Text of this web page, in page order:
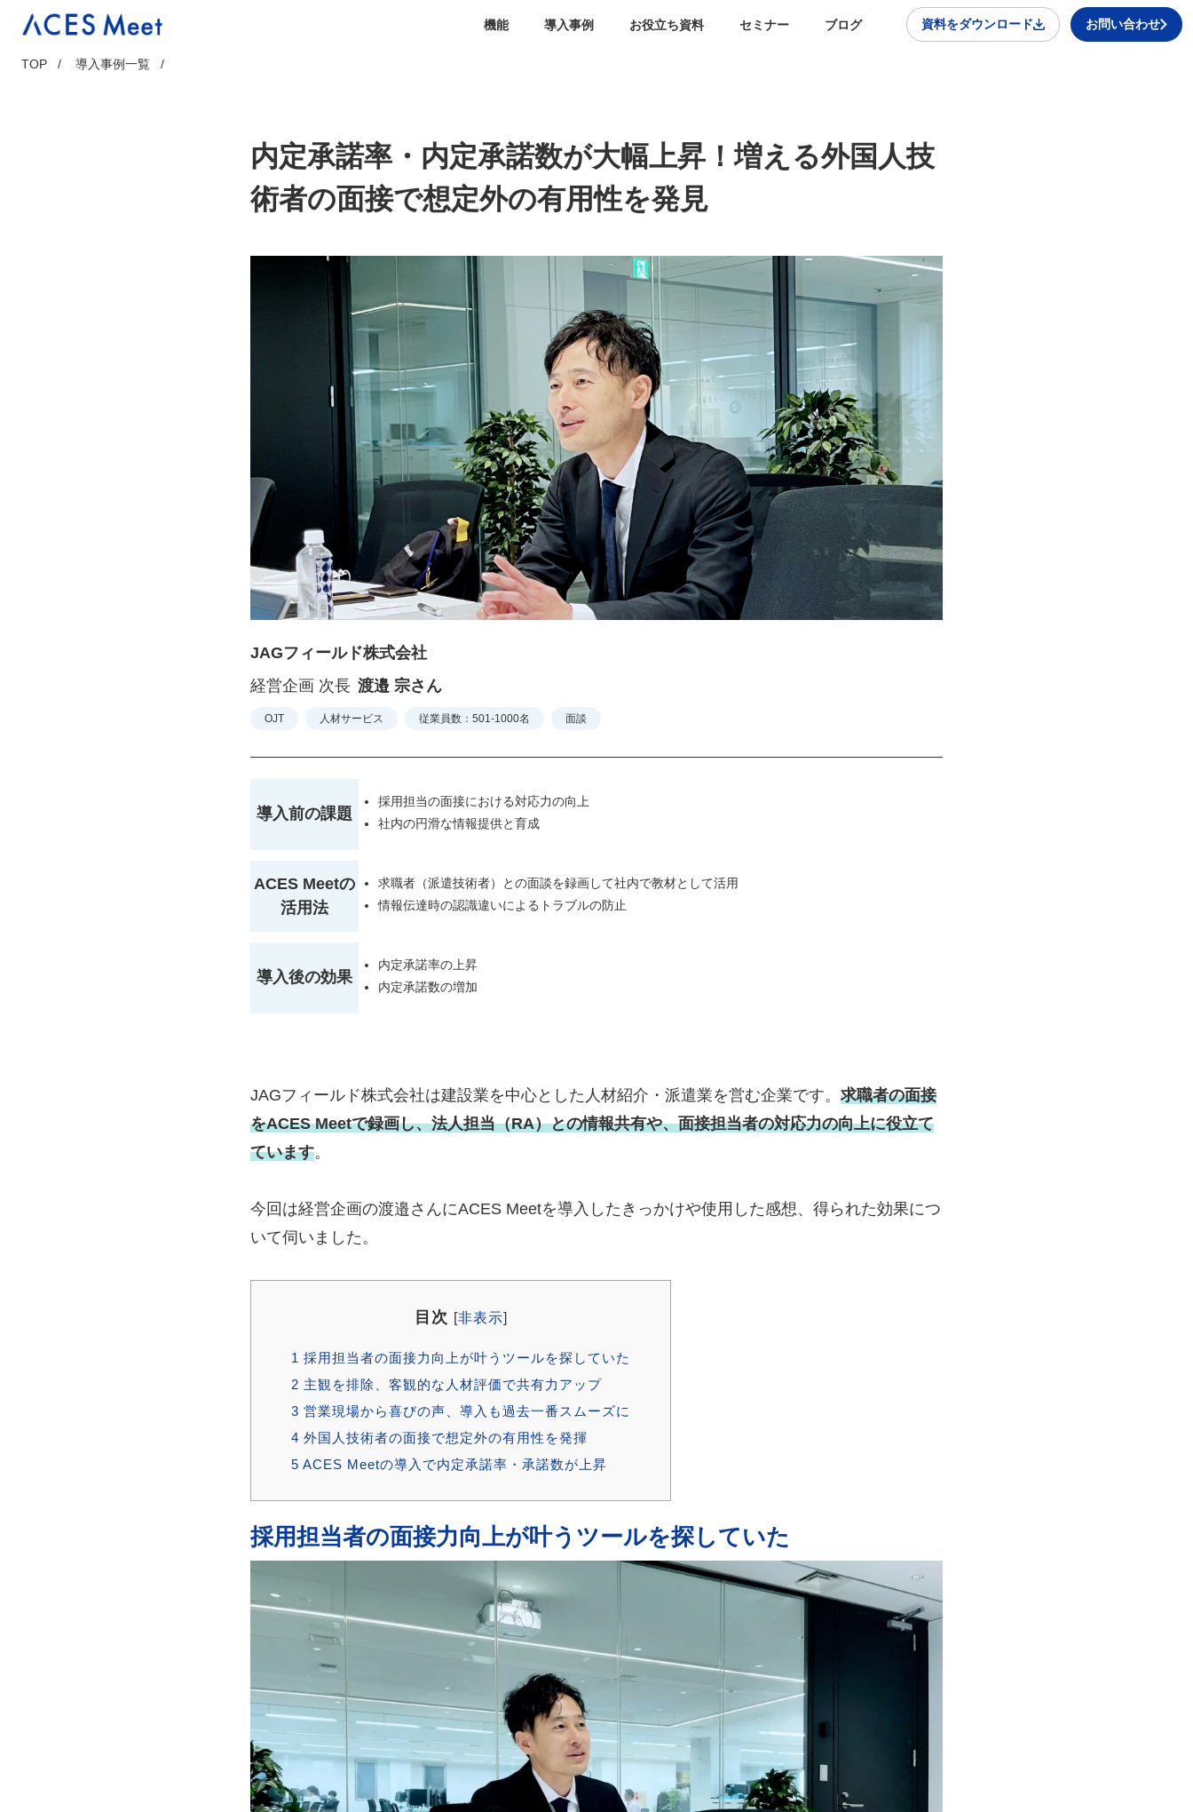
機能 導入事例 お役立ち資料 セミナー ブログ 資料をダウンロード お問い合わせ
TOP 導入事例一覧
内定承諾率・内定承諾数が大幅上昇！増える外国人技
術者の面接で想定外の有用性を発見
JAGフィールド株式会社
経営企画 次長 渡邉 宗さん
OJT 人材サービス 従業員数：501-1000名 面談
導入前の課題
採用担当の面接における対応力の向上
社内の円滑な情報提供と育成
ACES Meetの
活用法
求職者（派遣技術者）との面談を録画して社内で教材として活用
情報伝達時の認識違いによるトラブルの防止
導入後の効果
内定承諾率の上昇
内定承諾数の増加
JAGフィールド株式会社は建設業を中心とした人材紹介・派遣業を営む企業です。 求職者の面接
をACES Meetで録画し、法人担当（RA）との情報共有や、面接担当者の対応力の向上に役立て
ています。
今回は経営企画の渡邉さんにACES Meetを導入したきっかけや使用した感想、得られた効果につ
いて伺いました。
目次 [非表示]
1 採用担当者の面接力向上が叶うツールを探していた
2 主観を排除、客観的な人材評価で共有力アップ
3 営業現場から喜びの声、導入も過去一番スムーズに
4 外国人技術者の面接で想定外の有用性を発揮
5 ACES Meetの導入で内定承諾率・承諾数が上昇
採用担当者の面接力向上が叶うツールを探していた